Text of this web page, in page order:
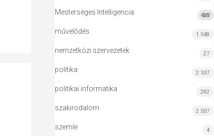
Mesterséges Intelligencia MI
420
művelődés 1 548
nemzetközi szervezetek 27
politika 2 337
politikai informatika 292
szakirodalom 2 507
szemle 4